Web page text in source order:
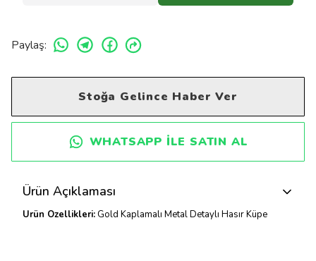
Paylaş:
Stoğa Gelince Haber Ver
WHATSAPP ILE SATIN AL
Ürün Açıklaması
Ürün Özellikleri:Gold Kaplamalı Metal Detaylı Hasır Küpe